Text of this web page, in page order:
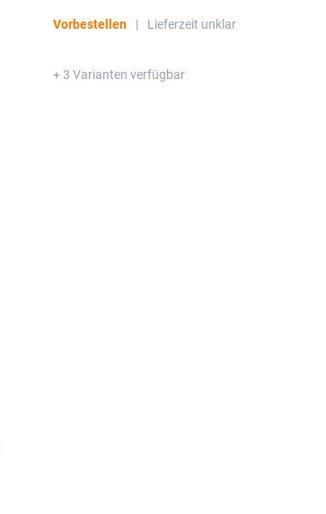
Vorbestellen
| Lieferzeit unklar
+ 3 Varianten verfügbar